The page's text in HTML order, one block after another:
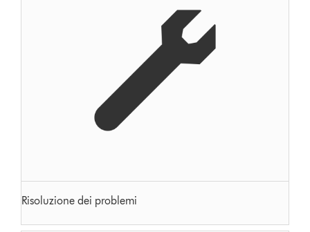
Risoluzione dei problemi